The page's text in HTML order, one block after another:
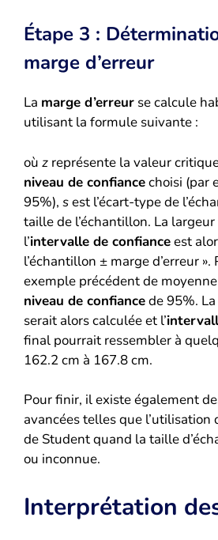
Étape 3 :
marge d’erreur
La marge d’erreur se calcule
utilisant la formule suivante :
où z représente la valeur
niveau de confiancechoisi (par
95%), sest l’écart-type de
taille de l’échantillon. La
l’intervalle de confianceest
l’échantillon ± marge d’erreur
exemple précédent de
niveau de confiancede 95%.
serait alors calculée et l’
final pourrait ressembler à
162.2 cm à 167.8 cm.
Pour finir, il existe également
avancées telles que
de Student quand la taille
ou inconnue.
Interprétation